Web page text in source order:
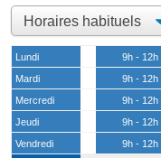
Lundi 9h - 12h
Mardi
9h - 12h
Mercredi
9h - 12h
Jeudi
9h - 12h
Vendredi
9h - 12h